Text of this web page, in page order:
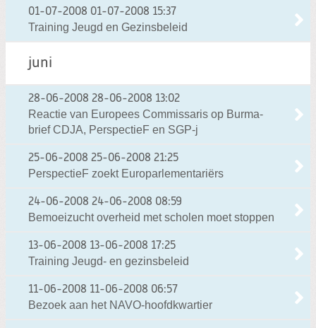
01-07-2008 01-07-2008 15:37
Training Jeugd en Gezinsbeleid
juni
28-06-2008 28-06-2008 13:02
Reactie van Europees Commissaris op Burma-
brief CDJA, PerspectieF en SGP-j
25-06-2008 25-06-2008 21:25
PerspectieF zoekt Europarlementariërs
24-06-2008 24-06-2008 08:59
Bemoeizucht overheid met scholen moet stoppen
13-06-2008 13-06-2008 17:25
Training Jeugd- en gezinsbeleid
11-06-2008 11-06-2008 06:57
Bezoek aan het NAVO-hoofdkwartier